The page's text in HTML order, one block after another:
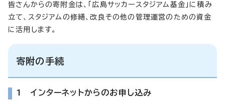
皆さんからの寄附金は、「広島サッカースタジアム基金」に積み
立て、スタジアムの修繕、改良その他の管理運営のための資金
に活用します。
寄附の手続
1 インターネットからのお申し込み